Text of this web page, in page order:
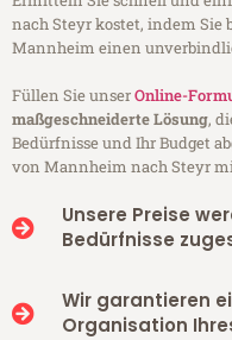
nach Steyr kostet, indem Sie
Mannheim einen
Füllen Sie unserOnline-
maßgeschneiderte Lösung,
Bedürfnisse und Ihr Budget
von Mannheim nach Steyr
Unsere Preise
Bedürfnisse
Wir garantieren
Organisation